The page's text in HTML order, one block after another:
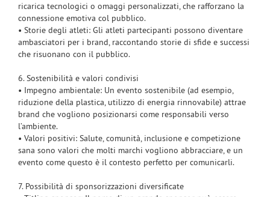
ricarica tecnologici o omaggi personalizzati, che rafforzano la
connessione emotiva col pubblico.
• Storie degli atleti: Gli atleti partecipanti possono diventare
ambasciatori per i brand, raccontando storie di sfide e successi
che risuonano con il pubblico.
6. Sostenibilità e valori condivisi
• Impegno ambientale: Un evento sostenibile (ad esempio,
riduzione della plastica, utilizzo di energia rinnovabile) attrae
brand che vogliono posizionarsi come responsabili verso
l’ambiente.
• Valori positivi: Salute, comunità, inclusione e competizione
sana sono valori che molti marchi vogliono abbracciare, e un
evento come questo è il contesto perfetto per comunicarli.
7. Possibilità di sponsorizzazioni diversificate